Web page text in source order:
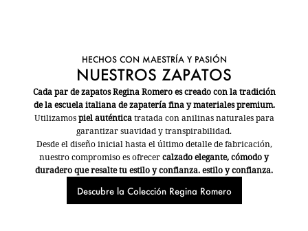
HECHOS CON MAESTRÍA Y PASIÓN
NUESTROS ZAPATOS
Cada par de zapatos Regina Romero es creado con la tradición
de la escuela italiana de zapatería fina y materiales premium.
Utilizamospiel auténticatratada con anilinas naturales para
garantizar suavidad y transpirabilidad.
Desde el diseño inicial hasta el último detalle de fabricación,
nuestro compromiso es ofrecercalzado elegante, cómodo y
duradero que resalte tu estilo y confianza. estilo y confianza.
Descubre la Colección Regina Romero